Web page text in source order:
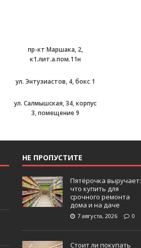
пр-кт Маршака, 2,
к1.лит.а.пом.11н
ул. Энтузиастов, 4, бокс 1
ул. Салмышская, 34, корпус
3, помещение 9
НЕ ПРОПУСТИТЕ
Пятёрочка выручает:
что купить для
срочного ремонта
дома и на даче
7 августа, 2026 0
Стоит ли покупать